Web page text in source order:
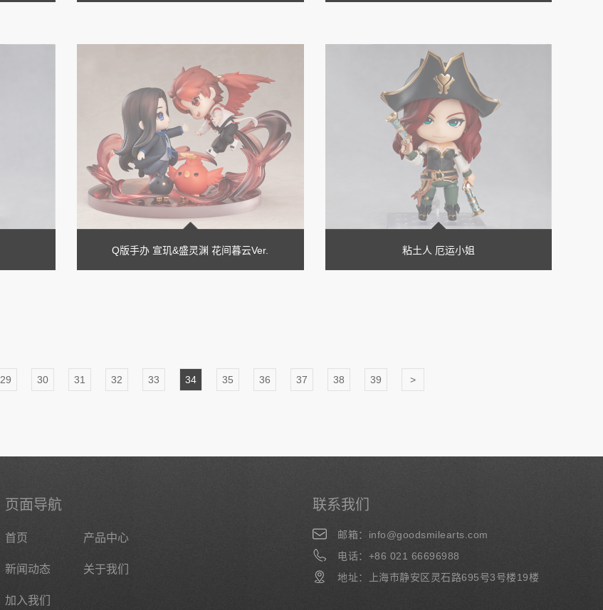
Q版手办 宣玑&盛灵渊 花间暮云Ver. 粘土人 厄运小姐
29 30 31 32 33 34 35 36 37 38 39 >
页面导航
首页 产品中心
新闻动态 关于我们
加入我们
联系我们
邮箱：info@goodsmilearts.com
电话：+86 021 66696988
地址：上海市静安区灵石路695号3号楼19楼